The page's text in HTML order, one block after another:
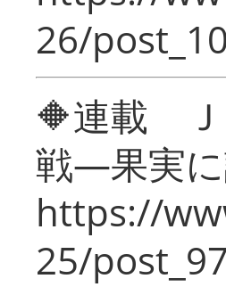
26/
🔶連載 Ｊ
戦―果実
https://
25/